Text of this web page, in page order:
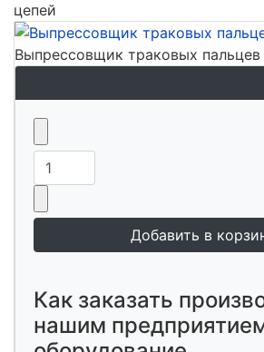
цепей
Выпрессовщик траковых пальцев
Как заказать
нашим